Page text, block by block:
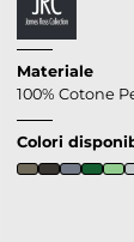
Materiale
100% Cotone
Colori